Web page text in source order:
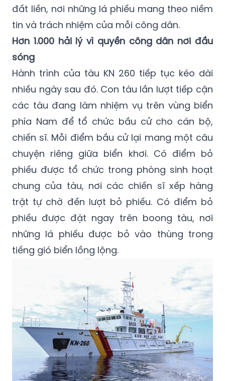
đất liền, nơi những lá phiếu mang theo niềm
tin và trách nhiệm của mỗi công dân.
Hơn 1.000 hải lý vì quyền công dân nơi đầu
sóng
Hành trình của tàu KN 260 tiếp tục kéo dài
nhiều ngày sau đó. Con tàu lần lượt tiếp cận
các tàu đang làm nhiệm vụ trên vùng biển
phía Nam để tổ chức bầu cử cho cán bộ,
chiến sĩ. Mỗi điểm bầu cử lại mang một câu
chuyện riêng giữa biển khơi. Có điểm bỏ
phiếu được tổ chức trong phòng sinh hoạt
chung của tàu, nơi các chiến sĩ xếp hàng
trật tự chờ đến lượt bỏ phiếu. Có điểm bỏ
phiếu được đặt ngay trên boong tàu, nơi
những lá phiếu được bỏ vào thùng trong
tiếng gió biển lồng lộng.